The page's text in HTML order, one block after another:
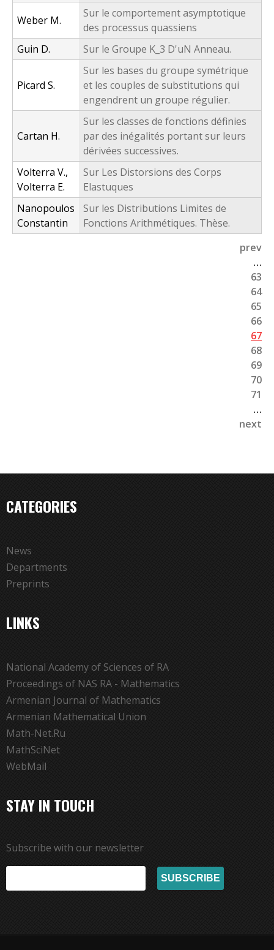
Weber M.
Sur le comportement asymptotique
des processus quassiens
Guin D.
Sur le Groupe K_3 D'uN Anneau.
Picard S.
Sur les bases du groupe symétrique
et les couples de substitutions qui
engendrent un groupe régulier.
Cartan H.
Sur les classes de fonctions définies
par des inégalités portant sur leurs
dérivées successives.
Volterra V.,
Volterra E.
Sur Les Distorsions des Corps
Elastuques
Nanopoulos
Constantin
Sur les Distributions Limites de
Fonctions Arithmétiques. Thèse.
prev
…
63
64
65
66
67
68
69
70
71
…
next
CATEGORIES
News
Departments
Preprints
LINKS
National Academy of Sciences of RA
Proceedings of NAS RA - Mathematics
Armenian Journal of Mathematics
Armenian Mathematical Union
Math-Net.Ru
MathSciNet
WebMail
STAY IN TOUCH
Subscribe with our newsletter